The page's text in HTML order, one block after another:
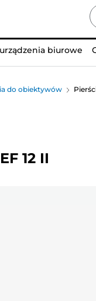
biurowe
do obiektywów
12 II